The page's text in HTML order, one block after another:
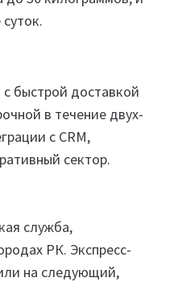
с быстрой доставкой
в течение двух-
с CRM,
сектор.
служба,
РК. Экспресс-
на следующий,